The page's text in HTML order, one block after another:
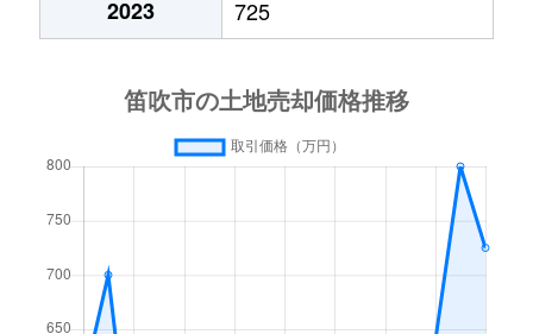
御坂町下黒駒
310万円
210万円
御坂町蕎麦塚
450万円
徒歩1
徒歩
八代町北
2023
725